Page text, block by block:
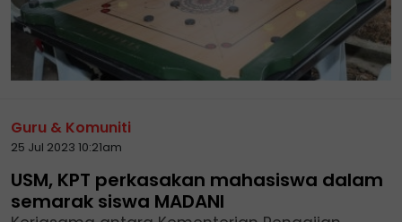
Guru & Komuniti
25 Jul 2023 10:21am
USM, KPT perkasakan mahasiswa dalam
semarak siswa MADANI